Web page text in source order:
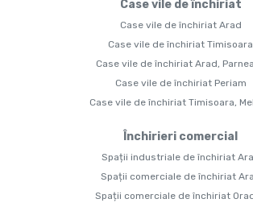
Case vile de închiriat
Case vile de închiriat Arad
Case vile de închiriat Timisoara
Case vile de închiriat Arad,
Case vile de închiriat Periam
Case vile de închiriat Timisoara,
Închirieri comercial
Spații industriale de închiriat
Spații comerciale de închiriat
Spații comerciale de închiriat